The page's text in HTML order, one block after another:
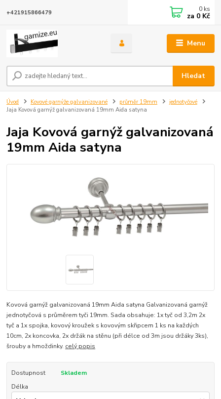
Menu
Hledat
+421915866479 0 ks
za 0 Kč
Úvod Kovové garnýže galvanizované průměr 19mm
jednotyčové
Jaja Kovová garnýž galvanizovaná 19mm Aida satyna
Jaja Kovová garnýž galvanizovaná
19mm Aida satyna
Kovová garnýž galvanizovaná 19mm Aida satyna Galvanizovaná garnýž
jednotyčová s průměrem tyči 19mm. Sada obsahuje: 1x tyč od 3,2m 2x
tyč a 1x spojka, kovový kroužek s kovovým skřipcem 1 ks na každých
10cm, 2x koncovka, 2x držák na stěnu (při délce od 3m jsou držáky 3ks),
šrouby a hmoždinky. celý popis
Dostupnost
Skladem
Délka